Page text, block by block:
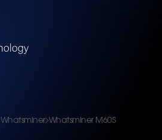
Whatsminer Whatsminer M60S